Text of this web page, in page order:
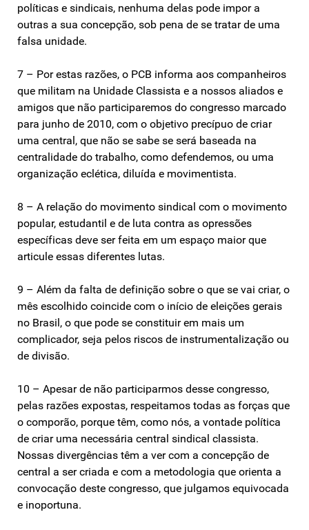
políticas e sindicais, nenhuma delas pode impor a
outras a sua concepção, sob pena de se tratar de uma
falsa unidade.
7 – Por estas razões, o PCB informa aos companheiros
que militam na Unidade Classista e a nossos aliados e
amigos que não participaremos do congresso marcado
para junho de 2010, com o objetivo precípuo de criar
uma central, que não se sabe se será baseada na
centralidade do trabalho, como defendemos, ou uma
organização eclética, diluída e movimentista.
8 – A relação do movimento sindical com o movimento
popular, estudantil e de luta contra as opressões
específicas deve ser feita em um espaço maior que
articule essas diferentes lutas.
9 – Além da falta de definição sobre o que se vai criar, o
mês escolhido coincide com o início de eleições gerais
no Brasil, o que pode se constituir em mais um
complicador, seja pelos riscos de instrumentalização ou
de divisão.
10 – Apesar de não participarmos desse congresso,
pelas razões expostas, respeitamos todas as forças que
o comporão, porque têm, como nós, a vontade política
de criar uma necessária central sindical classista.
Nossas divergências têm a ver com a concepção de
central a ser criada e com a metodologia que orienta a
convocação deste congresso, que julgamos equivocada
e inoportuna.